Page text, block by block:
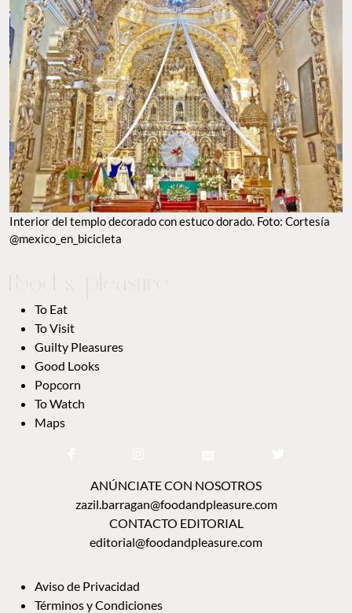
Interior del templo decorado con estuco dorado. Foto: Cortesía
@mexico_en_bicicleta
To Eat
To Visit
Guilty Pleasures
Good Looks
Popcorn
To Watch
Maps
ANÚNCIATE CON NOSOTROS
zazil.barragan@foodandpleasure.com
CONTACTO EDITORIAL
editorial@foodandpleasure.com
Aviso de Privacidad
Términos y Condiciones